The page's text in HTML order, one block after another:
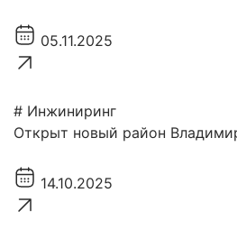
05.11.2025
# Инжиниринг
Открыт новый район
14.10.2025